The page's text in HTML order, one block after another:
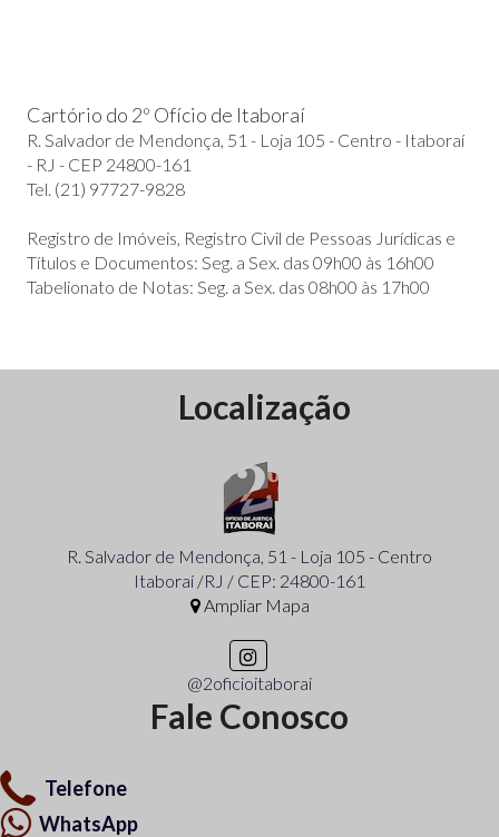
Cartório do 2º Ofício de Itaboraí
R. Salvador de Mendonça, 51 - Loja 105 - Centro - Itaboraí
- RJ - CEP 24800-161
Tel. (21) 97727-9828
Registro de Imóveis, Registro Civil de Pessoas Jurídicas e
Títulos e Documentos: Seg. a Sex. das 09h00 às 16h00
Tabelionato de Notas: Seg. a Sex. das 08h00 às 17h00
Localização
R. Salvador de Mendonça, 51 - Loja 105 - Centro
Itaboraí /RJ / CEP: 24800-161
Ampliar Mapa
@2oficioitaborai
Fale Conosco
Telefone
WhatsApp